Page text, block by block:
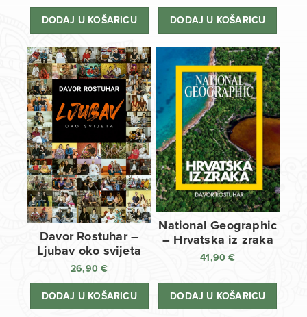
DODAJ U KOŠARICU
38,80 €.
34,90 €.
DODAJ U KOŠARICU
Davor Rostuhar –
Ljubav oko svijeta
26,90€
DODAJ U KOŠARICU
National Geographic
– Hrvatska iz zraka
41,90€
DODAJ U KOŠARICU